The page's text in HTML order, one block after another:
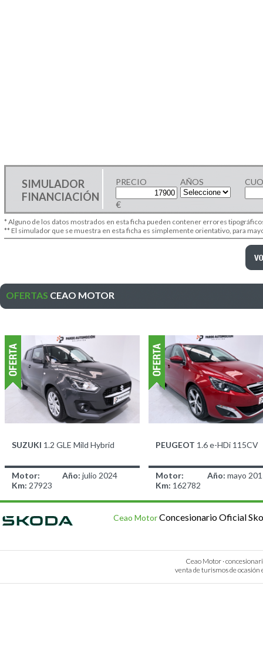
SIMULADOR
FINANCIACIÓN
PRECIO AÑOS
€
* Alguno de los datos mostrados en esta ficha pueden contener errores
** El simulador que se muestra en esta ficha es simplemente orientativo, para
OFERTAS CEAO MOTOR
SUZUKI 1.2 GLE Mild Hybrid
Motor: Año: julio 2024
Km: 27923
14.900,00 €
€
PEUGEOT 1.6 e-HDi 115CV
Motor: Año: mayo
Km: 162782
7.900,00 €
Ceao MotorConcesionario Oficial
Ceao Motor ·
venta de turismos de ocasión